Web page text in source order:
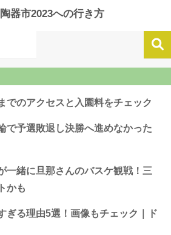
器市2023への行き方
でのアクセスと入園料をチェック
で予選敗退し決勝へ進めなかった
一緒に旦那さんのバスケ観戦！三
かも
ぎる理由5選！画像もチェック｜ド